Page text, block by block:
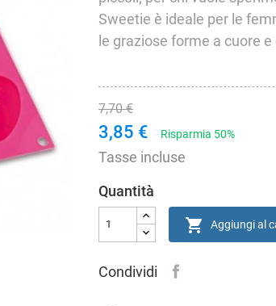
Sweetie è ideale per le
le graziose forme a cuore
7,70 €
3,85 € Risparmia 50%
Tasse incluse
Quantità
 Aggiungi al
Condividi